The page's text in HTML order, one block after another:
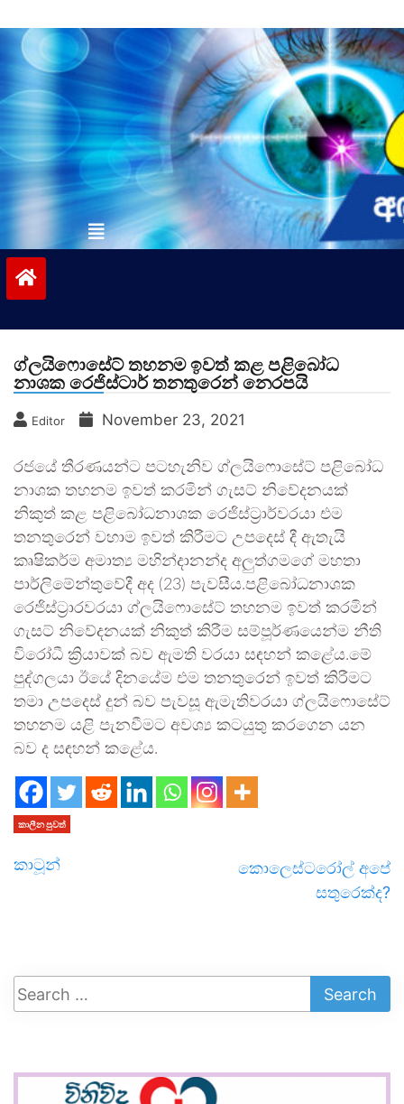
to
contentvinivida.lk
ග්ලයිෆොසේට් තහනම ඉවත් කළ පළිබෝධ
නාශක රෙජිස්ටාර් තනතුරෙන් නෙරපයි
Editor November 23, 2021
රජයේ තීරණයන්ට පටහැනිව ග්ලයිෆොසේට් පළිබෝධ
නාශක තහනම ඉවත් කරමින් ගැසට් නිවේදනයක්
නිකුත් කළ පළිබෝධනාශක රෙජිස්ට්‍රාර්වරයා එම
තනතුරෙන් වහාම ඉවත් කිරීමට උපදෙස් දී ඇතැයි
කෘෂිකර්ම අමාත්‍ය මහින්දානන්ද අලුත්ගමගේ මහතා
පාර්ලිමේන්තුවේදී අද (23) පැවසීය.පළිබෝධනාශක
රෙජිස්ට්‍රාරවරයා ග්ලයිෆොසේට් තහනම ඉවත් කරමින්
ගැසට් නිවේදනයක් නිකුත් කිරීම සම්පූර්ණයෙන්ම නීති
විරෝධී ක්‍රියාවක් බව ඇමති වරයා සඳහන් කළේය.මේ
පුද්ගලයා ඊයේ දිනයේම එම තනතුරෙන් ඉවත් කිරීමට
තමා උපදෙස් දුන් බව පැවසූ ඇමැතිවරයා ග්ලයිෆොසේට්
තහනම යළි පැනවීමට අවශ්‍ය කටයුතු කරගෙන යන
බව ද සඳහන් කළේය.
කාලීන පුවත්
කාටූන්
කොලෙස්ටරෝල් අපේ
සතුරෙක්ද?